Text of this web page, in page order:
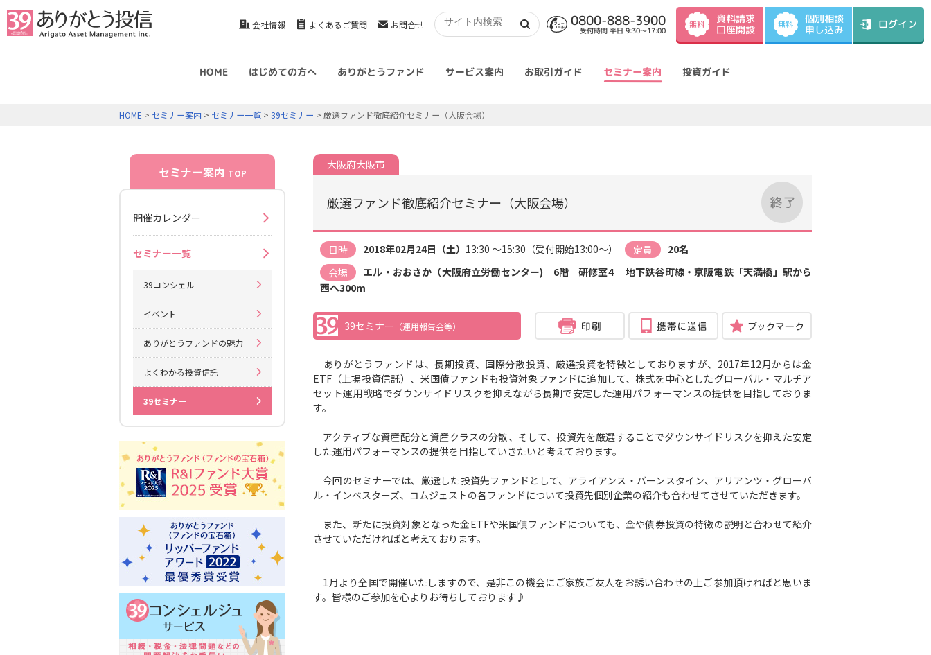
会社情報 よくあるご質問 お問合せ 0800-888-3900
受付時間 平日 9:30～17:00
無料 資料請求
口座開設 無料 個別相談
申し込み ログイン
HOME はじめての方へ ありがとうファンド サービス案内 お取引ガイド セミナー案内 投資ガイド
HOME > セミナー案内 > セミナー一覧 > 39セミナー > 厳選ファンド徹底紹介セミナー（大阪会場）
大阪府大阪市
厳選ファンド徹底紹介セミナー（大阪会場）
日時 2018年02月24日（土） 13:30 ～15:30（受付開始13:00～） 定員
20名
会場
エル・おおさか（大阪府立労働センター) 6階 研修室4 地下鉄谷町線・京阪電鉄「天満橋」駅から
西へ300m
39セミナー （運用報告会等）
ありがとうファンドは、長期投資、国際分散投資、厳選投資を特徴としておりますが、2017年12月からは金
ETF（上場投資信託）、米国債ファンドも投資対象ファンドに追加して、株式を中心としたグローバル・マルチア
セット運用戦略でダウンサイドリスクを抑えながら長期で安定した運用パフォーマンスの提供を目指しておりま
す。
アクティブな資産配分と資産クラスの分散、そして、投資先を厳選することでダウンサイドリスクを抑えた安定
した運用パフォーマンスの提供を目指していきたいと考えております。
今回のセミナーでは、厳選した投資先ファンドとして、アライアンス・バーンスタイン、アリアンツ・グローバ
ル・インベスターズ、コムジェストの各ファンドについて投資先個別企業の紹介も合わせてさせていただきます。
また、新たに投資対象となった金ETFや米国債ファンドについても、金や債券投資の特徴の説明と合わせて紹介
させていただければと考えております。
1月より全国で開催いたしますので、是非この機会にご家族ご友人をお誘い合わせの上ご参加頂ければと思いま
す。皆様のご参加を心よりお待ちしております♪
セミナー案内 TOP
開催カレンダー
セミナー一覧
39コンシェル
イベント
ありがとうファンドの魅力
よくわかる投資信託
39セミナー